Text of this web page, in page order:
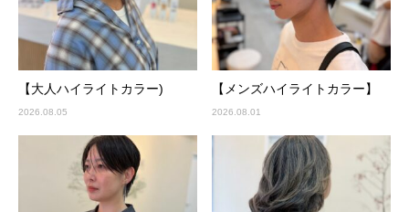
【大人ハイライトカラー)
2026.08.05
【メンズハイライトカラー】
2026.08.01